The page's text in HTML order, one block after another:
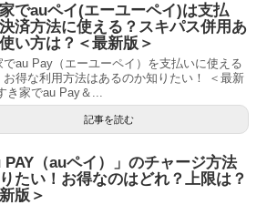
でauペイ(エーユーペイ)は支払
済方法に使える？スキパス併用あ
い方は？＜最新版＞
でau Pay（エーユーペイ）を支払いに使える
お得な利用方法はあるのか知りたい！ ＜最新
き家でau Pay＆...
記事を読む
PAY（auペイ）」のチャージ方法
たい！お得なのはどれ？上限は？
版＞